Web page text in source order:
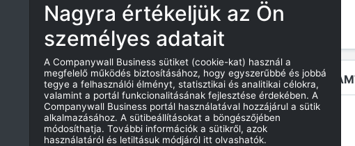
E-MAIL
INFORMÁCIÓK AZ
Alaptőke:
Jogi forma:
Nagyra értékeljük az Ön
személyes adatait
A Companywall Business sütiket (cookie-kat) használ a
megfelelő működés biztosításához, hogy egyszerűbbé és jobbá
tegye a felhasználói élményt, statisztikai és analitikai célokra,
valamint a portál funkcionalitásának fejlesztése érdekében. A
Companywall Business portál használatával hozzájárul a sütik
alkalmazásához. A sütibeállításokat a böngészőjében
módosíthatja. További információk a sütikről, azok
használatáról és letiltásuk módjáról itt olvashatók.